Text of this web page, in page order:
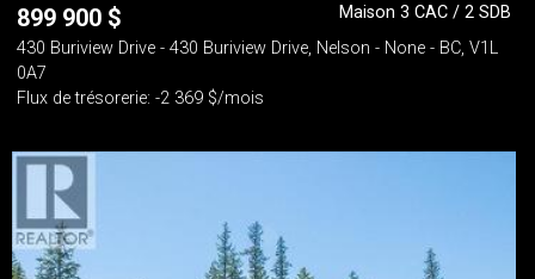
899 900 $
Maison 3 CAC / 2 SDB
430 Buriview Drive - 430 Buriview Drive, Nelson - None - BC, V1L
0A7
Flux de trésorerie: -2 369 $/mois